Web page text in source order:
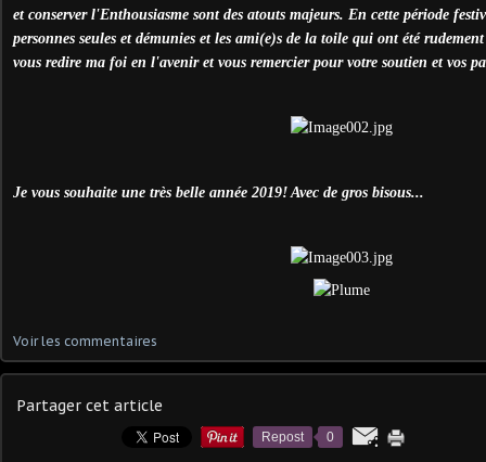
et conserver l'Enthousiasme sont des atouts majeurs. En cette période
personnes seules et démunies et les ami(e)s de la toile qui ont été
vous redire ma foi en l'avenir et vous remercier pour votre soutien et vos
Je vous souhaite une très belle année 2019! Avec de gros bisous...
Voir les commentaires
Partager cet article
Repost 0